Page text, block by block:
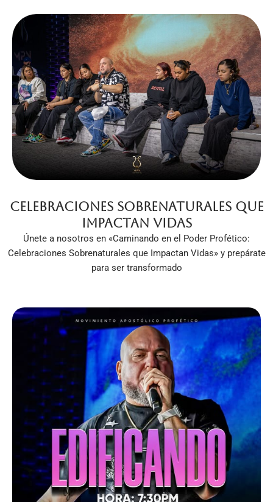
Celebraciones Sobrenaturales que
Impactan Vidas
Únete a nosotros en «Caminando en el Poder Profético:
Celebraciones Sobrenaturales que Impactan Vidas» y prepárate
para ser transformado